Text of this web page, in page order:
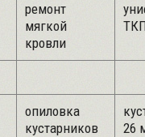
ремонт
мягкой
кровли
опиловка
кустарников
26